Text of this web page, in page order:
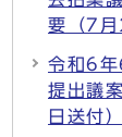
要（7月
令和6年
提出議
日送付）